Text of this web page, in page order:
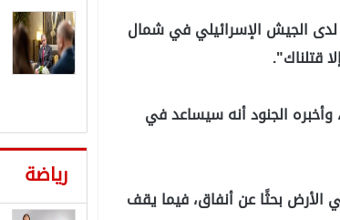
الجيش الإسرائيلي في شمال
قتلناك".
الجنود أنه سيساعد في
حفرة في الأرض بحثًا عن أنفاق، فيما يقف
رياضة